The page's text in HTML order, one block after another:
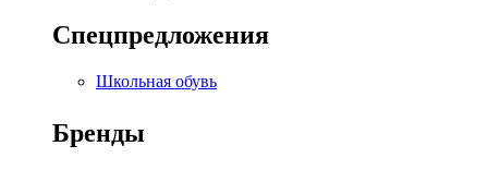
Спецпредложения
Школьная обувь
Бренды